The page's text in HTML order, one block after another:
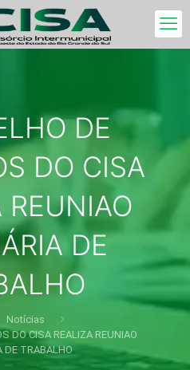
DE
DO CISA
REUNIAO
DE
Notícias
DO CISA REALIZA REUNIAO
DE TRABALHO